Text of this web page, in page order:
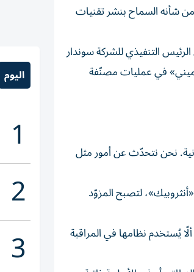
من شأنه السماح بنشر تقنيات
التنفيذي للشركة سوندار
في عمليات مصنّفة
نحن نتحدّث عن أمور مثل
لتصبح المزوّد
يُستخدم نظامها في المراقبة
اليوم
1
2
3